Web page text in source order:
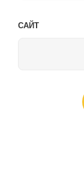
САЙТ